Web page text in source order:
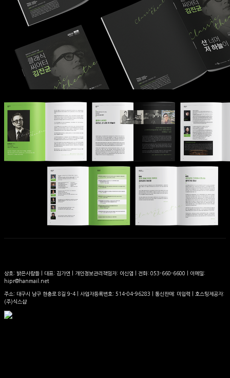
상호: 밝은사람들 | 대표: 김가연 | 개인정보관리책임자: 이신엽 | 전화: 053-660-6600 | 이메일:
hipr@hanmail.net
주소: 대구시 남구 현충로 8길 9-4 | 사업자등록번호: 514-04-96283 | 통신판매: 미입력 | 호스팅제공자:
(주)식스샵